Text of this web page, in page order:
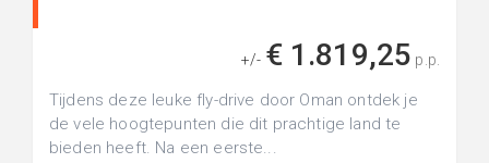
+/- € 1.819,25 p.p.
Tijdens deze leuke fly-drive door Oman ontdek je
de vele hoogtepunten die dit prachtige land te
bieden heeft. Na een eerste...